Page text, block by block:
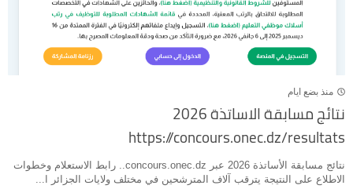
منذ بضع ايام
نتائج مسابقة الاساتذة 2026
https://concours.onec.dz/resultats
نتائج مسابقة الأساتذة 2026 عبر concours.onec.dz.. رابط الاستعلام وخطوات
الاطلاع على النتيجة يترقب آلاف المترشحين في مختلف ولايات الجزائر ا...